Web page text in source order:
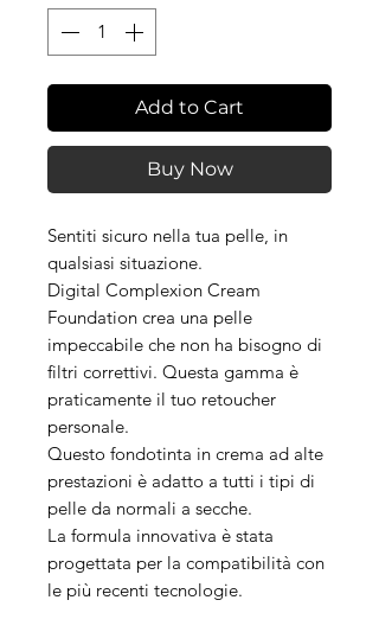
Add to Cart
Buy Now
Sentiti sicuro nella tua pelle, in
qualsiasi situazione.
Digital Complexion Cream
Foundation crea una pelle
impeccabile che non ha bisogno di
filtri correttivi. Questa gamma è
praticamente il tuo retoucher
personale.
Questo fondotinta in crema ad alte
prestazioni è adatto a tutti i tipi di
pelle da normali a secche.
La formula innovativa è stata
progettata per la compatibilità con
le più recenti tecnologie.